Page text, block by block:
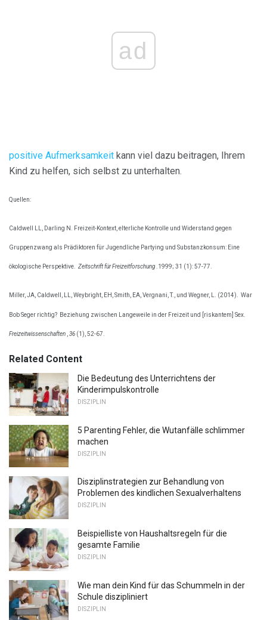
ad
positive Aufmerksamkeit kann viel dazu beitragen, Ihrem
Kind zu helfen, sich selbst zu unterhalten.
Quellen:
Caldwell LL, Darling N. Freizeit-Kontext, elterliche Kontrolle und Widerstand gegen
Gruppenzwang als Prädiktoren für Jugendliche Partying und Substanzkonsum: Eine
ökologische Perspektive. Zeitschrift für Freizeitforschung.1999; 31 (1): 57-77.
Miller, JA, Caldwell, LL, Weybright, EH, Smith, EA, Vergnani, T., und Wegner, L. (2014). War
Bob Seger richtig? Beziehung zwischen Langeweile in der Freizeit und [riskantem] Sex.
Freizeitwissenschaften 36 (1), 52-67.
Related Content
Die Bedeutung des Unterrichtens der
Kinderimpulskontrolle
DISZIPLIN
5 Parenting Fehler, die Wutanfälle schlimmer
machen
DISZIPLIN
Disziplinstrategien zur Behandlung von
Problemen des kindlichen Sexualverhaltens
DISZIPLIN
Beispielliste von Haushaltsregeln für die
gesamte Familie
DISZIPLIN
Wie man dein Kind für das Schummeln in der
Schule diszipliniert
DISZIPLIN